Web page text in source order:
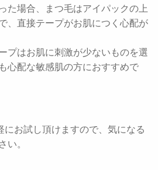
た場合、まつ毛はアイパックの上
、直接テープがお肌につく心配が
プはお肌に刺激が少ないものを選
心配な敏感肌の方におすすめで
お試し頂けますので、気になる
。